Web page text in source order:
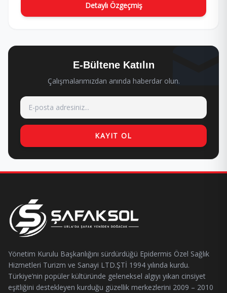
Detaylı Özgeçmiş
E-Bültene Katılın
Çalışmalarımızdan anında haberdar olun.
KAYIT OL
Yönetim Kurulu Başkanlığını sürdürdüğü Epidermis Özel Sağlık
Hizmetleri Turizm ve Sanayi LTD.ŞTİ 1994 yılında kurdu.
Türkiye’nin popüler kültüründe geleneksel algıyı yıkan cinsiyet
eşitliğini destekleyen kurduğu güzellik merkezlerini 2009 – 2010